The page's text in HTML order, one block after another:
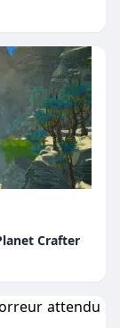
Crafter